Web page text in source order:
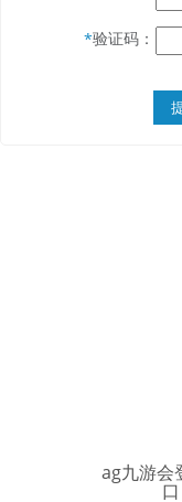
*验证码：
ag九游会
口